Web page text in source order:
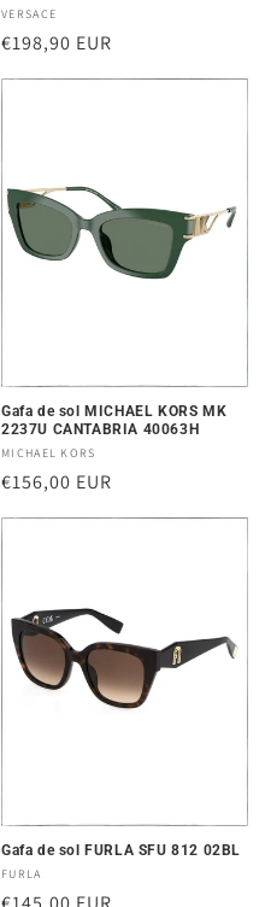
Proveedor:
VERSACE
Precio
€198,90 EUR
Gafa de sol MICHAEL KORS MK
2237U CANTABRIA 40063H
Proveedor:
MICHAEL KORS
Precio
€156,00 EUR
Gafa de sol FURLA SFU 812 02BL
Proveedor:
FURLA